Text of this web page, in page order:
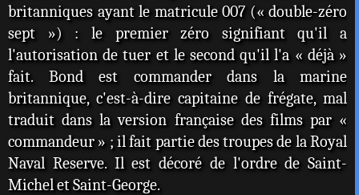
britanniques ayant le matricule 007 (« double-zéro
sept ») : le premier zéro signifiant qu'il a
l'autorisation de tuer et le second qu'il l'a « déjà »
fait. Bond est commander dans la marine
britannique, c'est-à-dire capitaine de frégate, mal
traduit dans la version française des films par «
commandeur » ; il fait partie des troupes de la Royal
Naval Reserve. Il est décoré de l'ordre de Saint-
Michel et Saint-George.